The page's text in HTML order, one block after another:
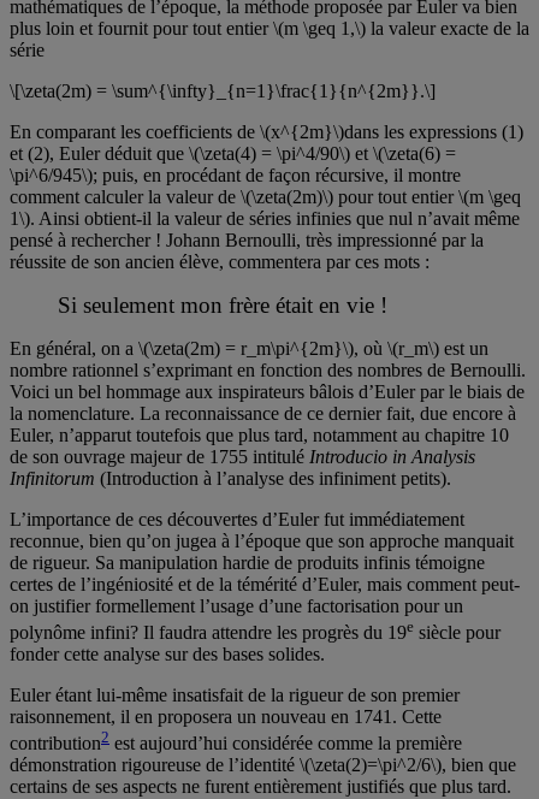
mathématiques de l’époque, la méthode proposée par Euler va bien
plus loin et fournit pour tout entier \(m \geq 1,\) la valeur exacte de la
série
\[\zeta(2m) = \sum^{\infty}_{n=1}\frac{1}{n^{2m}}.\]
En comparant les coefficients de \(x^{2m}\)dans les expressions (1)
et (2), Euler déduit que \(\zeta(4) = \pi^4/90\) et \(\zeta(6) =
\pi^6/945\); puis, en procédant de façon récursive, il montre
comment calculer la valeur de \(\zeta(2m)\) pour tout entier \(m \geq
1\). Ainsi obtient-il la valeur de séries infinies que nul n’avait même
pensé à rechercher ! Johann Bernoulli, très impressionné par la
réussite de son ancien élève, commentera par ces mots :
Si seulement mon frère était en vie !
En général, on a \(\zeta(2m) = r_m\pi^{2m}\), où \(r_m\) est un
nombre rationnel s’exprimant en fonction des nombres de Bernoulli.
Voici un bel hommage aux inspirateurs bâlois d’Euler par le biais de
la nomenclature. La reconnaissance de ce dernier fait, due encore à
Euler, n’apparut toutefois que plus tard, notamment au chapitre 10
de son ouvrage majeur de 1755 intitulé Introducio in Analysis
Infinitorum (Introduction à l’analyse des infiniment petits).
L’importance de ces découvertes d’Euler fut immédiatement
reconnue, bien qu’on jugea à l’époque que son approche manquait
de rigueur. Sa manipulation hardie de produits infinis témoigne
certes de l’ingéniosité et de la témérité d’Euler, mais comment peut-
on justifier formellement l’usage d’une factorisation pour un
polynôme infini? Il faudra attendre les progrès du 19e siècle pour
fonder cette analyse sur des bases solides.
Euler étant lui-même insatisfait de la rigueur de son premier
raisonnement, il en proposera un nouveau en 1741. Cette
contribution2 est aujourd’hui considérée comme la première
démonstration rigoureuse de l’identité \(\zeta(2)=\pi^2/6\), bien que
certains de ses aspects ne furent entièrement justifiés que plus tard.